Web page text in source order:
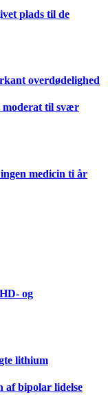
plads til de
overdødelighed
moderat til svær
medicin ti år
og
lithium
af bipolar lidelse